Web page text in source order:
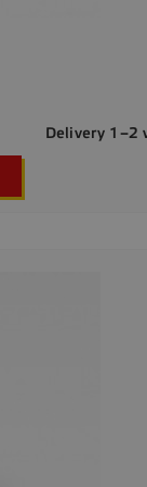
Delivery 1–2